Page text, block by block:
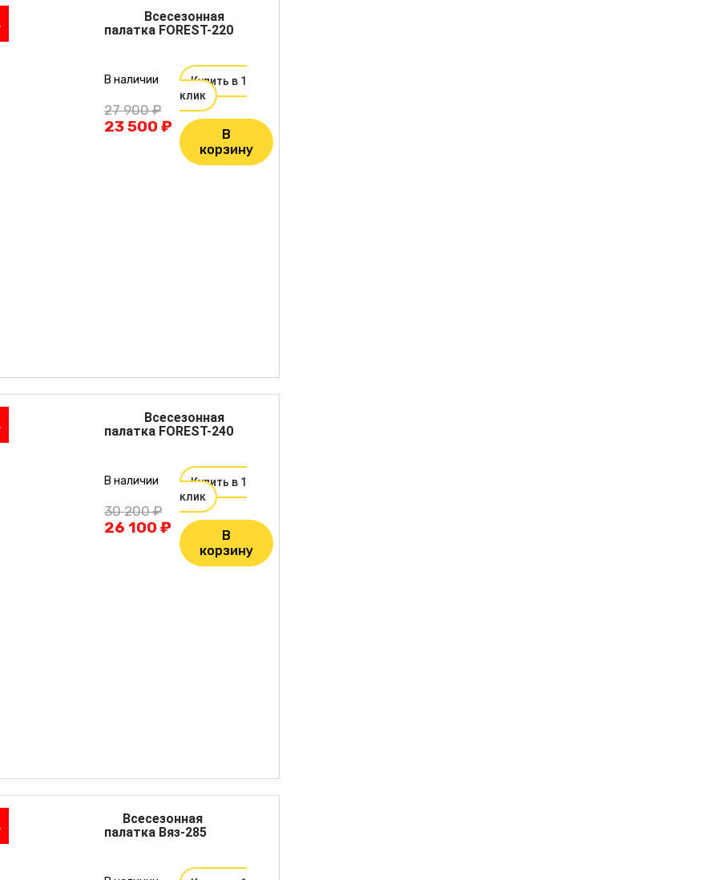
Всесезонная
палатка FOREST-220
В наличии
27 900 ₽
23 500 ₽
Купить в 1
клик
В
корзину
Всесезонная
палатка FOREST-240
В наличии
30 200 ₽
26 100 ₽
Купить в 1
клик
В
корзину
Всесезонная
палатка Вяз-285